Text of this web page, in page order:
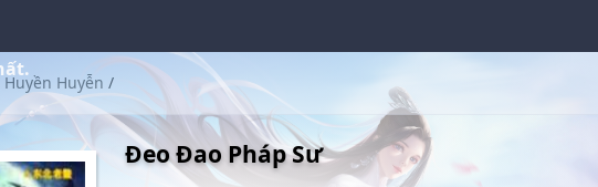
Huyền Huyễn /
Đeo Đao Pháp Sư